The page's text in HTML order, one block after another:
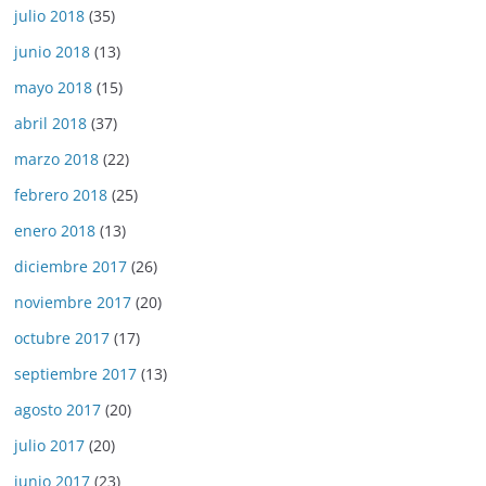
julio 2018 (35)
junio 2018 (13)
mayo 2018 (15)
abril 2018 (37)
marzo 2018 (22)
febrero 2018 (25)
enero 2018 (13)
diciembre 2017 (26)
noviembre 2017 (20)
octubre 2017 (17)
septiembre 2017 (13)
agosto 2017 (20)
julio 2017 (20)
junio 2017 (23)